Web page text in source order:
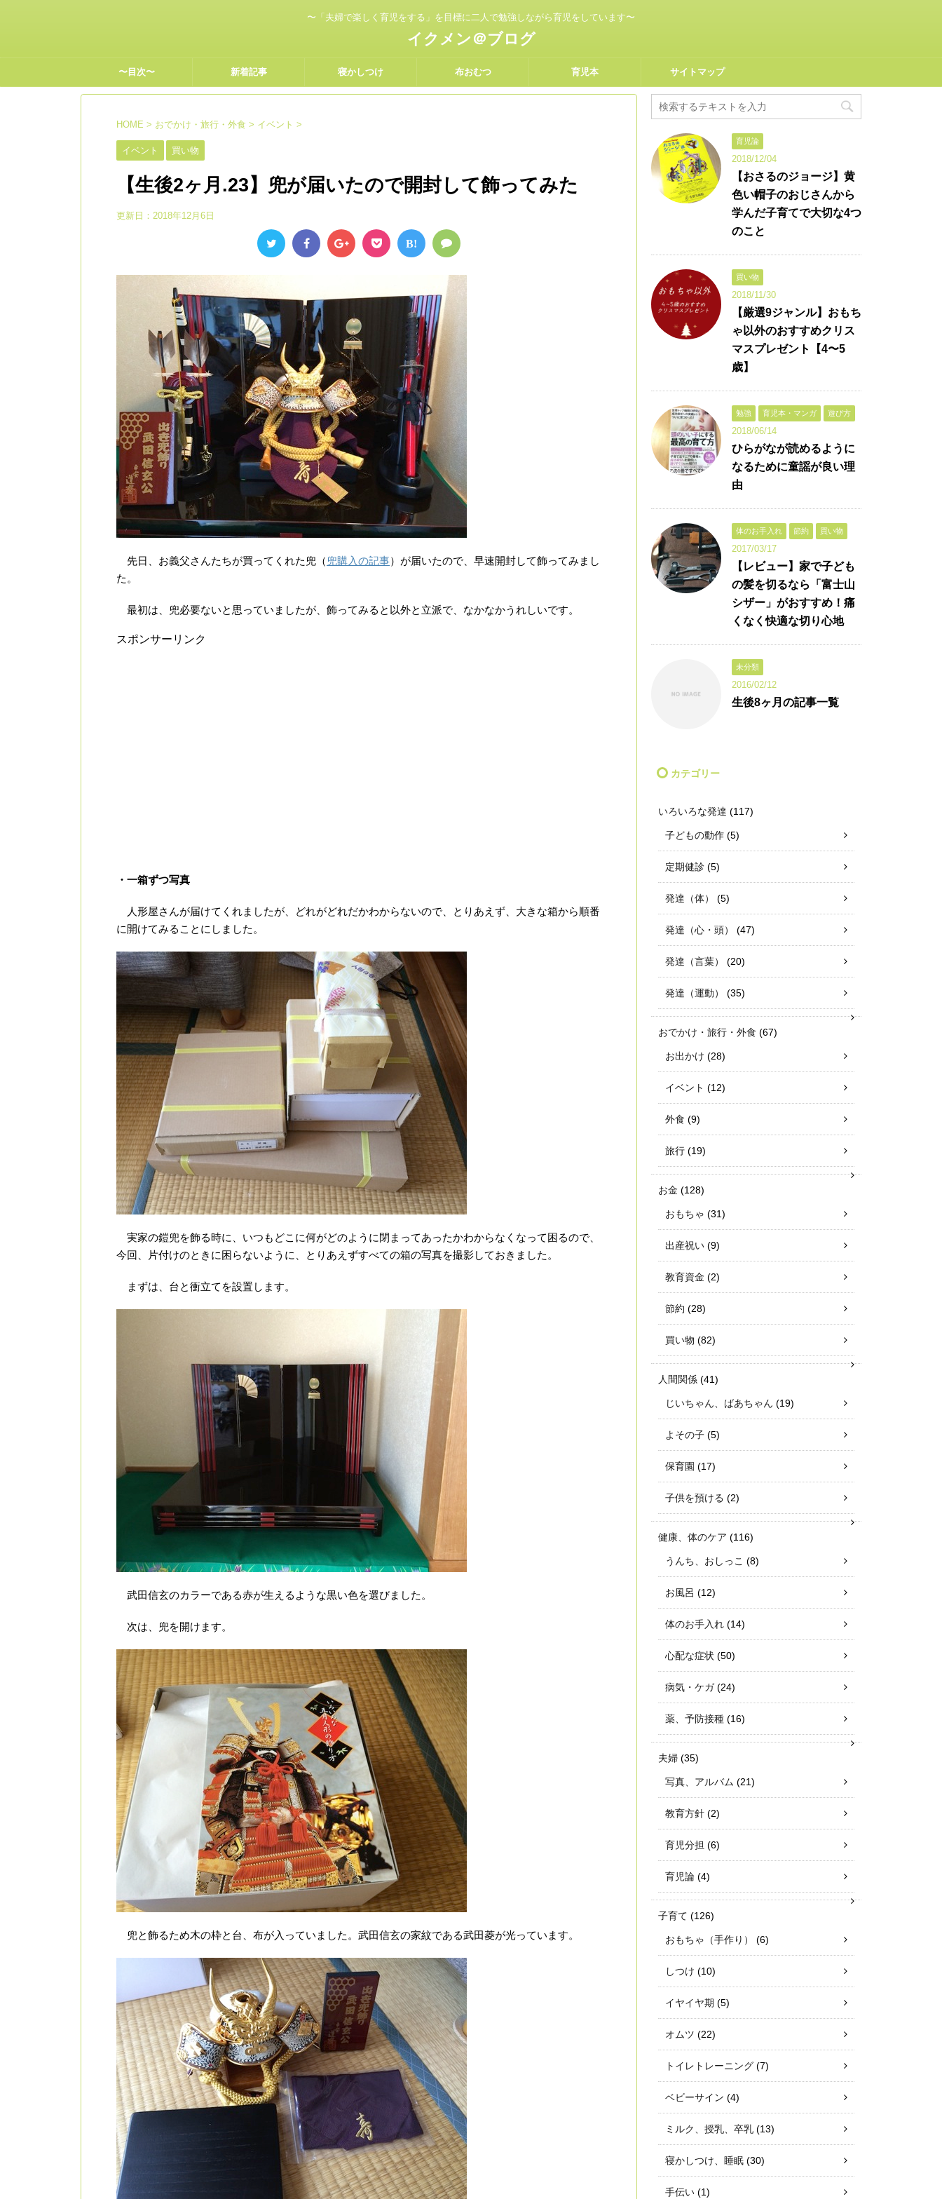
〜「夫婦で楽しく育児をする」を目標に二人で勉強しながら育児をしています〜
イクメン＠ブログ
〜目次〜 新着記事 寝かしつけ 布おむつ 育児本 サイトマップ
HOME > おでかけ・旅行・外食 > イベント >
イベント 買い物
【生後2ヶ月.23】兜が届いたので開封して飾ってみた
更新日： 2018年12月6日
B!
先日、お義父さんたちが買ってくれた兜（ 兜購入の記事）が届いたので、早速開封して飾ってみまし
た。
最初は、兜必要ないと思っていましたが、飾ってみると以外と立派で、なかなかうれしいです。
スポンサーリンク
・一箱ずつ写真
人形屋さんが届けてくれましたが、どれがどれだかわからないので、とりあえず、大きな箱から順番
に開けてみることにしました。
実家の鎧兜を飾る時に、いつもどこに何がどのように閉まってあったかわからなくなって困るので、
今回、片付けのときに困らないように、とりあえずすべての箱の写真を撮影しておきました。
まずは、台と衝立てを設置します。
武田信玄のカラーである赤が生えるような黒い色を選びました。
次は、兜を開けます。
兜と飾るため木の枠と台、布が入っていました。武田信玄の家紋である武田菱が光っています。
育児論
2018/12/04
【おさるのジョージ】黄
色い帽子のおじさんから
学んだ子育てで大切な4つ
のこと
買い物
2018/11/30
【厳選9ジャンル】おもち
ゃ以外のおすすめクリス
マスプレゼント【4〜5
歳】
勉強 育児本・マンガ 遊び方
2018/06/14
ひらがなが読めるように
なるために童謡が良い理
由
体のお手入れ 節約 買い物
2017/03/17
【レビュー】家で子ども
の髪を切るなら「富士山
シザー」がおすすめ！痛
くなく快適な切り心地
未分類
2016/02/12
生後8ヶ月の記事一覧
カテゴリー
いろいろな発達 (117)
子どもの動作 (5)
定期健診 (5)
発達（体） (5)
発達（心・頭） (47)
発達（言葉） (20)
発達（運動） (35)
おでかけ・旅行・外食 (67)
お出かけ (28)
イベント (12)
外食 (9)
旅行 (19)
お金 (128)
おもちゃ (31)
出産祝い (9)
教育資金 (2)
節約 (28)
買い物 (82)
人間関係 (41)
じいちゃん、ばあちゃん (19)
よその子 (5)
保育園 (17)
子供を預ける (2)
健康、体のケア (116)
うんち、おしっこ (8)
お風呂 (12)
体のお手入れ (14)
心配な症状 (50)
病気・ケガ(24)
薬、予防接種 (16)
夫婦 (35)
写真、アルバム (21)
教育方針 (2)
育児分担 (6)
育児論 (4)
子育て (126)
おもちゃ（手作り） (6)
しつけ (10)
イヤイヤ期 (5)
オムツ (22)
トイレトレーニング (7)
ベビーサイン (4)
ミルク、授乳、卒乳 (13)
寝かしつけ、睡眠 (30)
手伝い (1)